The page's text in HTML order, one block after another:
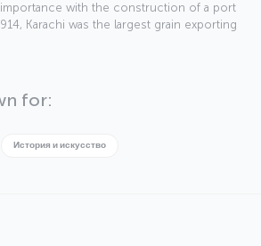
with the construction of a port
Karachi was the largest grain exporting
trade center. When Karachi gained
tourist destination and this mystical city is
with its modern streets and
for:
История и искусство